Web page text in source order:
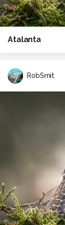
Atalanta
RobSmit